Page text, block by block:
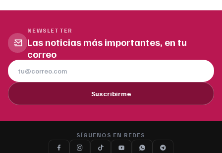
NEWSLETTER
Las noticias más importantes, en tu
correo
Suscribirme
SÍGUENOS EN REDES